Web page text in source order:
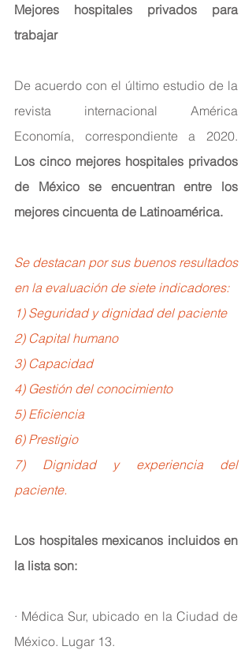
Mejores hospitales privados para
trabajar
De acuerdo con el último estudio de la
revista internacional América
Los cinco mejores hospitales privados
de México se encuentran entre los
mejores cincuenta de Latinoamérica.
Se destacan por sus buenos resultados
en la evaluación de siete indicadores:
1) Seguridad y dignidad del paciente
2) Capital humano
3) Capacidad
4) Gestión del conocimiento
5) Eficiencia
6) Prestigio
7) Dignidad y experiencia del
paciente.
Los hospitales mexicanos incluidos en
la lista son:
· Médica Sur, ubicado en la Ciudad de
México. Lugar 13.